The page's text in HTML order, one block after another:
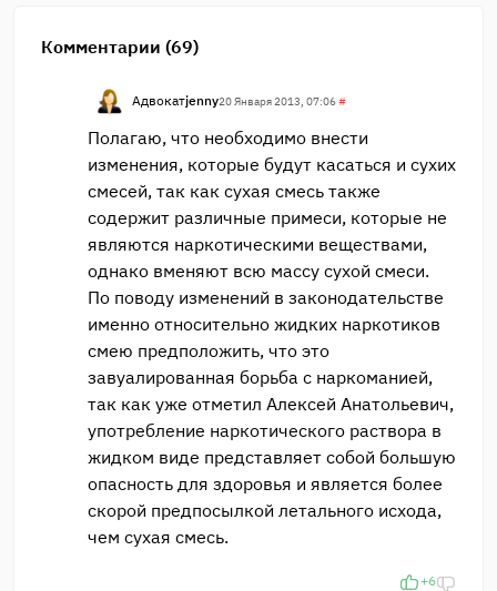
Комментарии (69)
Адвокатjenny20 Января 2013, 07:06#
Полагаю, что необходимо внести
изменения, которые будут касаться и сухих
смесей, так как сухая смесь также
содержит различные примеси, которые не
являются наркотическими веществами,
однако вменяют всю массу сухой смеси.
По поводу изменений в законодательстве
именно относительно жидких наркотиков
смею предположить, что это
завуалированная борьба с наркоманией,
так как уже отметил Алексей Анатольевич,
употребление наркотического раствора в
жидком виде представляет собой большую
опасность для здоровья и является более
скорой предпосылкой летального исхода,
чем сухая смесь.
+6